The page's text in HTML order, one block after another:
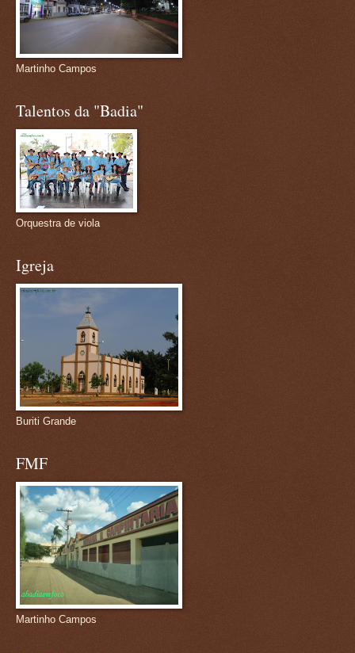
Martinho Campos
Talentos da "Badia"
Orquestra de viola
Igreja
Buriti Grande
FMF
Martinho Campos